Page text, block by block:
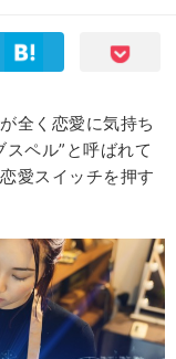
全く恋愛に気持ち
ペル”と呼ばれて
愛スイッチを押す